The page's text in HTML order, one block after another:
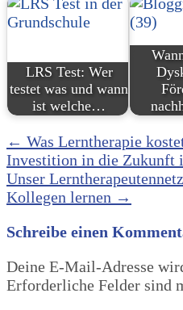
LRS Test: Wer
testet was und wann
ist welche…
Post
navigation
← Was Lerntherapie
Investition in die Zukunft
Unser
Kollegen lernen →
Schreibe einen
Deine E-Mail-Adresse
Erforderliche Felder sind